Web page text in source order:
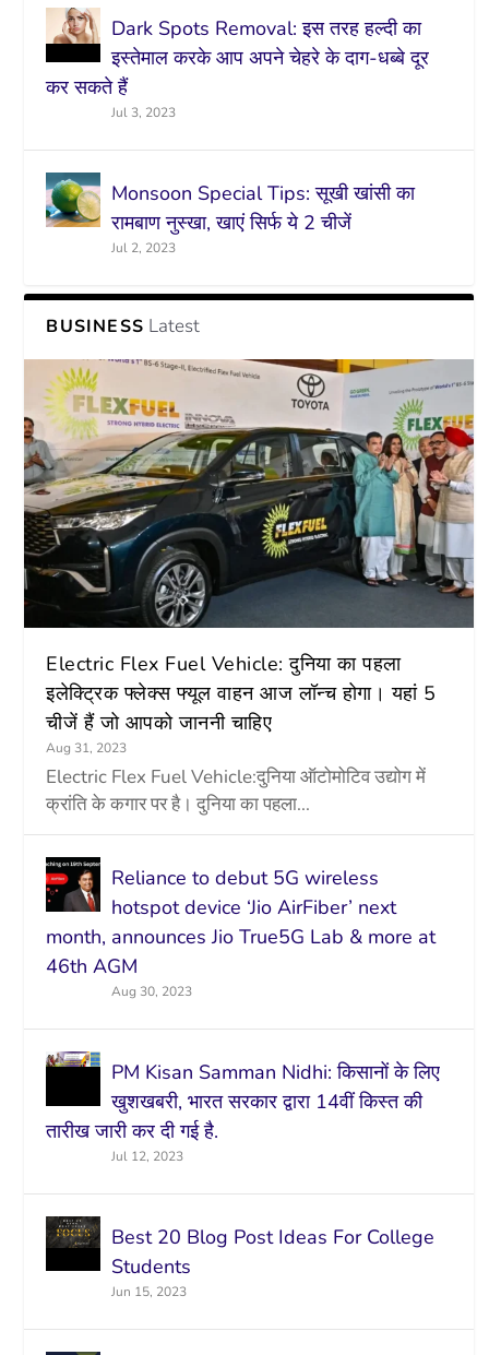
Dark Spots Removal: इस तरह हल्दी का
इस्तेमाल करके आप अपने चेहरे के दाग-धब्बे दूर
कर सकते हैं
Jul 3, 2023
Monsoon Special Tips: सूखी खांसी का
रामबाण नुस्खा, खाएं सिर्फ ये 2 चीजें
Jul 2, 2023
BUSINESS Latest
Electric Flex Fuel Vehicle: दुनिया का पहला
इलेक्ट्रिक फ्लेक्स फ्यूल वाहन आज लॉन्च होगा। यहां 5
चीजें हैं जो आपको जाननी चाहिए
Aug 31, 2023
Electric Flex Fuel Vehicle:दुनिया ऑटोमोटिव उद्योग में
क्रांति के कगार पर है। दुनिया का पहला...
Reliance to debut 5G wireless
hotspot device ‘Jio AirFiber’ next
month, announces Jio True5G Lab & more at
46th AGM
Aug 30, 2023
PM Kisan Samman Nidhi: किसानों के लिए
खुशखबरी, भारत सरकार द्वारा 14वीं किस्त की
तारीख जारी कर दी गई है.
Jul 12, 2023
Best 20 Blog Post Ideas For College
Students
Jun 15, 2023